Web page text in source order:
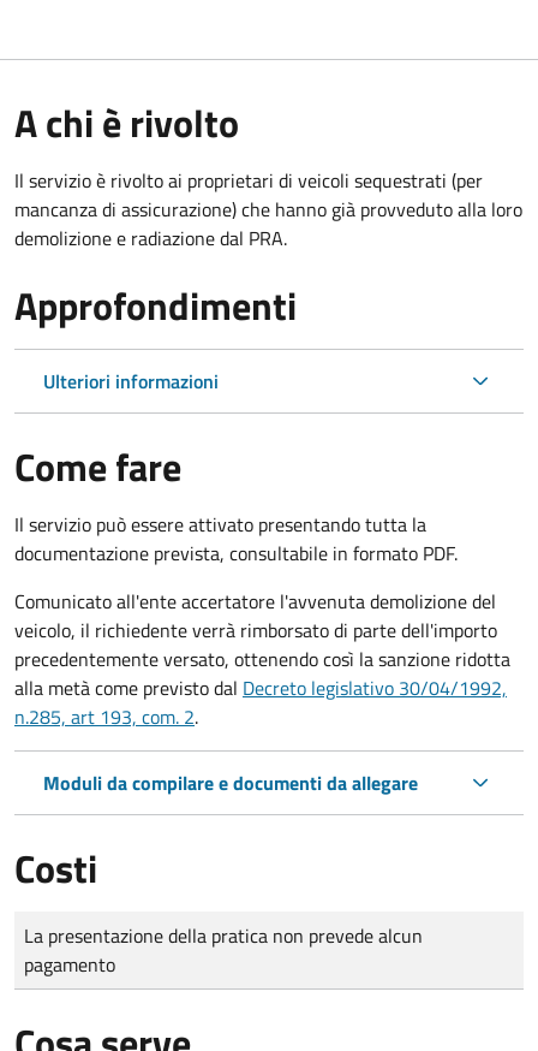
A chi è rivolto
Il servizio è rivolto ai proprietari di veicoli sequestrati (per
mancanza di assicurazione) che hanno già provveduto alla loro
demolizione e radiazione dal PRA.
Approfondimenti
Ulteriori informazioni
Come fare
Il servizio può essere attivato presentando tutta la
documentazione prevista, consultabile in formato PDF.
Comunicato all'ente accertatore l'avvenuta demolizione del
veicolo, il richiedente verrà rimborsato di parte dell'importo
precedentemente versato, ottenendo così la sanzione ridotta
alla metà come previsto dal Decreto legislativo 30/04/1992,
n.285, art 193, com. 2.
Moduli da compilare e documenti da allegare
Costi
Tipo di pagamento
Importo
La presentazione della pratica non prevede alcun
pagamento